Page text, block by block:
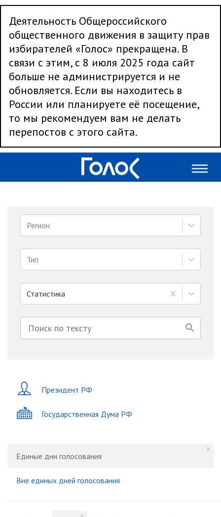
Деятельность Общероссийского
общественного движения в защиту прав
избирателей «Голос» прекращена. В
связи с этим, с 8 июля 2025 года сайт
больше не администрируется и не
обновляется. Если вы находитесь в
России или планируете её посещение,
то мы рекомендуем вам не делать
перепостов с этого сайта.
Регион
Тип
Статистика
Президент РФ
Государственная Дума РФ
Единые дни голосования
Вне единых дней голосования